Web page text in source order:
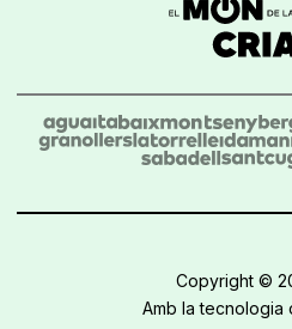
Copyright ©
Amb la tecnologia